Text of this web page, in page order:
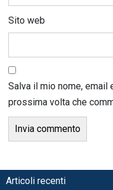
Sito web
Salva il mio nome,
prossima volta che
Articoli recenti